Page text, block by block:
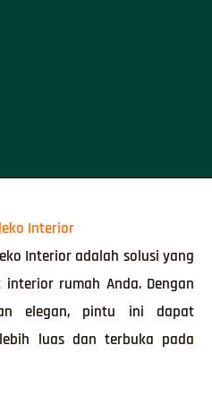
Interior
Interior adalah solusi yang
rumah Anda. Dengan
elegan, pintu ini dapat
luas dan terbuka pada